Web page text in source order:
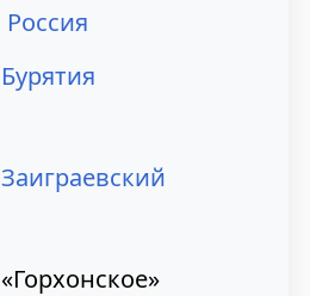
Россия
Бурятия
Заиграевский
«Горхонское»